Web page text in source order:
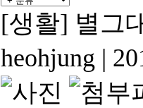
[생활] 별그
heohjung |